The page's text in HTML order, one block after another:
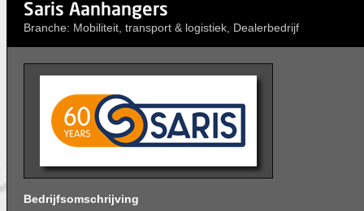
Saris Aanhangers
Branche: Mobiliteit, transport & logistiek, Dealerbedrijf
Bedrijfsomschrijving